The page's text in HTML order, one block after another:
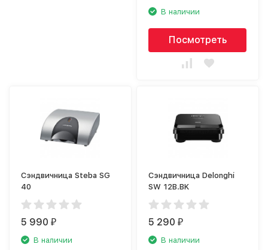
В наличии
Посмотреть
Сэндвичница Steba SG
40
5 990₽
В наличии
Сэндвичница Delonghi
SW 12B.BK
5 290₽
В наличии